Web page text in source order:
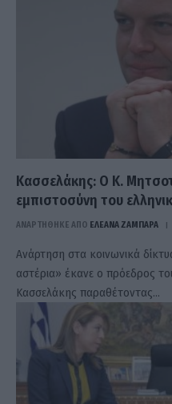
Κασσελάκης: Ο Κ.
εμπιστοσύνη του
ΑΝΑΡΤΗΘΗΚΕ ΑΠΟ ΕΛΕΑΝΑ ΖΑΜΠΑΡΑ
Ανάρτηση στα κοινωνικά
αστέρια» έκανε ο πρόεδρος
Κασσελάκης παραθέτοντας…